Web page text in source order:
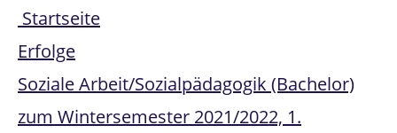
Startseite
Erfolge
Soziale Arbeit/Sozialpädagogik (Bachelor)
zum Wintersemester 2021/2022, 1.